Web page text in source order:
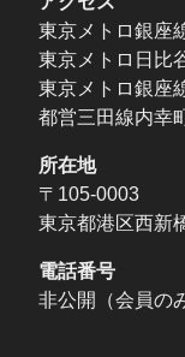
東京メトロ銀
東京メトロ日比
東京メトロ銀座
都営三田線内
所在地
〒105-0003
東京都港区西新
電話番号
非公開（会員の